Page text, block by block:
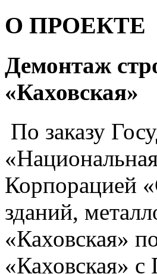
О ПРОЕКТЕ
Демонтаж
«Каховская»
По заказу
Корпорацией
зданий,
«Каховская»
«Каховская»